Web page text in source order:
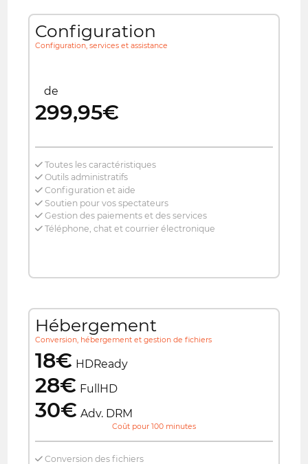
Configuration
Configuration, services et assistance
de
299,95€
Toutes les caractéristiques
Outils administratifs
Configuration et aide
Soutien pour vos spectateurs
Gestion des paiements et des services
Téléphone, chat et courrier électronique
Hébergement
Conversion, hébergement et gestion de fichiers
18€ HDReady
28€ FullHD
30€ Adv. DRM
Coût pour 100 minutes
Conversion des fichiers